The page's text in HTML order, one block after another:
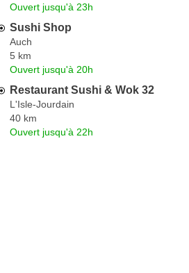
Ouvert jusqu'à 23h
Sushi Shop
Auch
5 km
Ouvert jusqu'à 20h
Restaurant Sushi & Wok 32
L'Isle-Jourdain
40 km
Ouvert jusqu'à 22h